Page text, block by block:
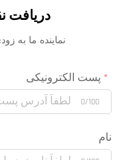
دریافت
نماینده ما به
پست الکترونیکی
0/100
نام